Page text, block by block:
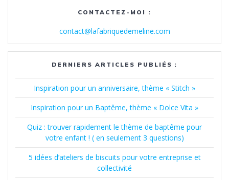
CONTACTEZ-MOI :
contact@lafabriquedemeline.com
DERNIERS ARTICLES PUBLIÉS :
Inspiration pour un anniversaire, thème « Stitch »
Inspiration pour un Baptême, thème « Dolce Vita »
Quiz : trouver rapidement le thème de baptême pour
votre enfant ! ( en seulement 3 questions)
5 idées d’ateliers de biscuits pour votre entreprise et
collectivité